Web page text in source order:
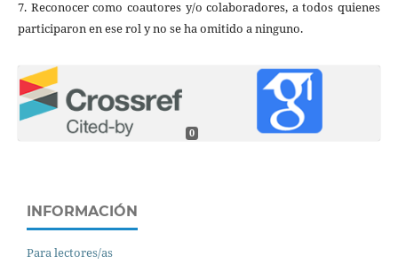
7. Reconocer como coautores y/o colaboradores, a todos quienes
participaron en ese rol y no se ha omitido a ninguno.
0
INFORMACIÓN
Para lectores/as